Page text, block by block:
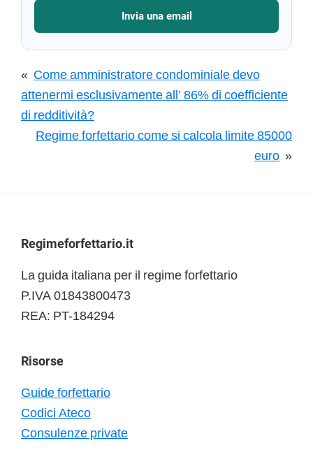
Invia una email
« Come amministratore condominiale devo
attenermi esclusivamente all’ 86% di coefficiente
di redditività?
Regime forfettario come si calcola limite 85000
euro »
Footer
Regimeforfettario.it
La guida italiana per il regime forfettario
P.IVA 01843800473
REA: PT-184294
Risorse
Guide forfettario
Codici Ateco
Consulenze private